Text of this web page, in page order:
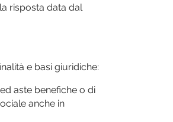
risposta data dal
e basi giuridiche:
aste benefiche o di
anche in